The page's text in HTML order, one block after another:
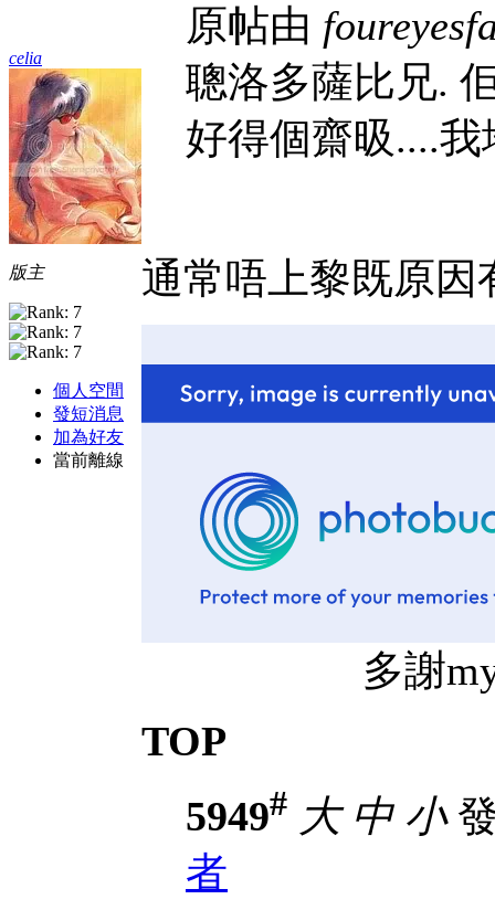
celia
版主
個人空間
發短消息
加為好友
當前離線
原帖由
聰洛多薩比兄.
好得個齋昅....
通常唔上黎既原因
多謝mythz創
TOP
5949# 大 中 小
者